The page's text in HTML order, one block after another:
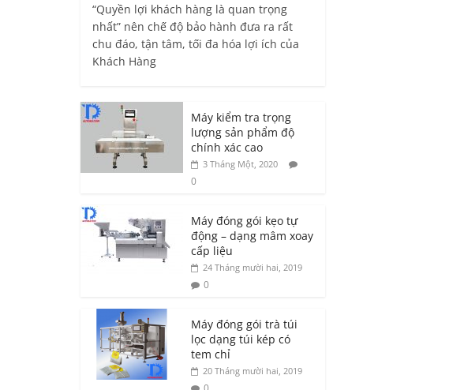
“Quyền lợi khách hàng là quan trọng
nhất” nên chế độ bảo hành đưa ra rất
chu đáo, tận tâm, tối đa hóa lợi ích của
Khách Hàng
Máy kiểm tra trọng
lượng sản phẩm độ
chính xác cao
3 Tháng Một, 2020
0
Máy đóng gói kẹo tự
động – dạng mâm xoay
cấp liệu
24 Tháng mười hai, 2019
0
Máy đóng gói trà túi
lọc dạng túi kép có
tem chỉ
20 Tháng mười hai, 2019